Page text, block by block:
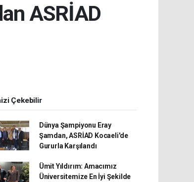
ASRİAD
Çekebilir
Dünya Şampiyonu Eray
Şamdan, ASRİAD Kocaeli'de
Gururla Karşılandı
Ümit Yıldırım: Amacımız
Üniversitemize En İyi Şekilde